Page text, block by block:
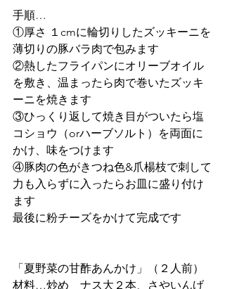
手順…
①厚さ １cmに輪切りしたズッキーニを
薄切りの豚バラ肉で包みます
②熱したフライパンにオリーブオイル
を敷き、温まったら肉で巻いたズッキ
ーニを焼きます
③ひっくり返して焼き目がついたら塩
コショウ（orハーブソルト）を両面に
かけ、味をつけます
④豚肉の色がきつね色&爪楊枝で刺して
力も入らずに入ったらお皿に盛り付け
ます
最後に粉チーズをかけて完成です
「夏野菜の甘酢あんかけ」（２人前）
材料…炒め　ナス大２本、さやいんげ